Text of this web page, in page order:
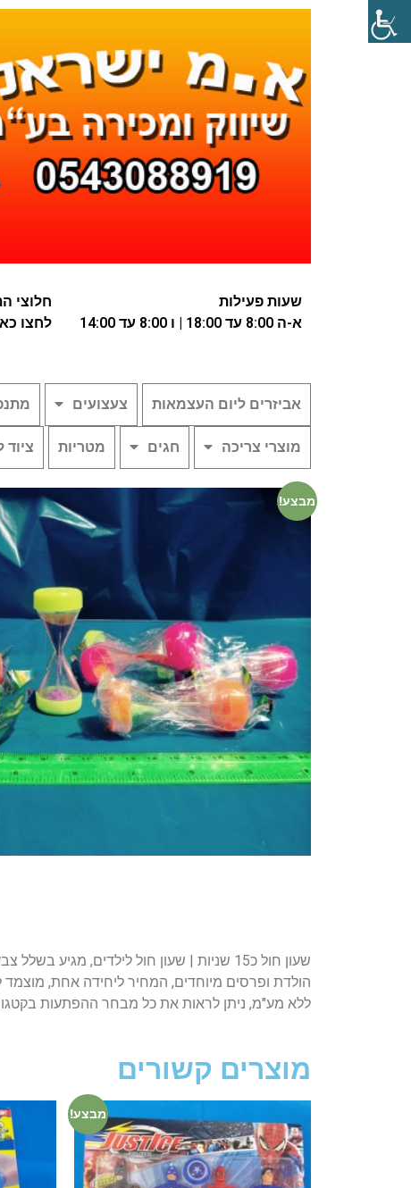
שעות פעילות
א-ה 8:00 עד 18:00 | ו 8:00 עד 14:00
חלוצי
לחצו
אביזרים ליום העצמאות צעצועים
מוצרי צריכה חגים מטריות ציוד
מבצע!
שעון חול כ15 שניות | שעון חול לילדים,
ללא מע"מ, ניתן לראות את כל מבחר ההפתעות
מוצרים קשורים
מבצע!